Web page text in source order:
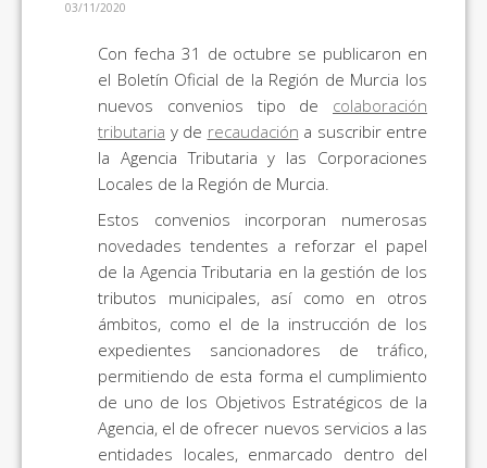
03/11/2020
Con fecha 31 de octubre se publicaron en
el Boletín Oficial de la Región de Murcia los
nuevos convenios tipo de colaboración
tributaria y de recaudación a suscribir entre
la Agencia Tributaria y las Corporaciones
Locales de la Región de Murcia.
Estos convenios incorporan numerosas
novedades tendentes a reforzar el papel
de la Agencia Tributaria en la gestión de los
tributos municipales, así como en otros
ámbitos, como el de la instrucción de los
expedientes sancionadores de tráfico,
permitiendo de esta forma el cumplimiento
de uno de los Objetivos Estratégicos de la
Agencia, el de ofrecer nuevos servicios a las
entidades locales, enmarcado dentro del